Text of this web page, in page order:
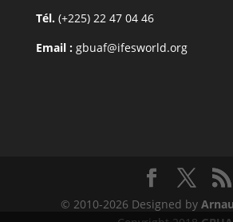
Tél. (+225) 22 47 04 46
Email : gbuaf@ifesworld.org
© 2010-2026 Designed by